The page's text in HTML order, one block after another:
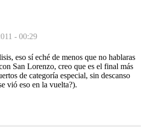
- 00:29
eso sí eché de menos que no hablaras
San Lorenzo, creo que es el final más
de categoría especial, sin descanso
vió eso en la vuelta?).